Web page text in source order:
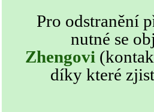
Pro odstranění
nutné se
Zhengovi
díky které